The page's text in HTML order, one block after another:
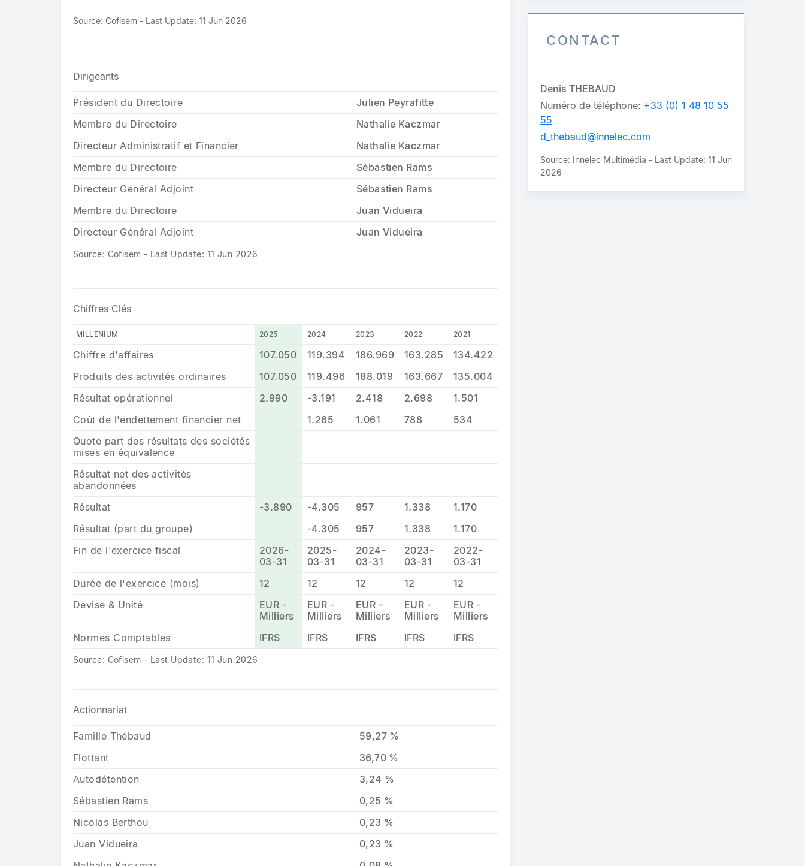
Source: Cofisem - Last Update: 11 Jun 2026
Dirigeants
Président du Directoire
Julien Peyrafitte
Membre du Directoire
Nathalie Kaczmar
Directeur Administratif et Financier
Nathalie Kaczmar
Membre du Directoire
Sébastien Rams
Directeur Général Adjoint
Sébastien Rams
Membre du Directoire
Juan Vidueira
Directeur Général Adjoint
Juan Vidueira
Source: Cofisem - Last Update: 11 Jun 2026
Chiffres Clés
MILLENIUM 2025 2024 2023 2022 2021
Chiffre d'affaires 107.050 119.394 186.969 163.285
134.422
Produits des activités ordinaires
107.050 119.496 188.019 163.667
135.004
Résultat opérationnel
2.990 -3.191 2.418 2.698
1.501
Coût de l'endettement financier net
1.265 1.061 788
534
Quote part des résultats des sociétés
mises en équivalence
Résultat net des activités
abandonnées
Résultat
-3.890 -4.305 957 1.338
1.170
Résultat (part du groupe)
-4.305 957 1.338
1.170
Fin de l'exercice fiscal
2026-
03-31
2025-
03-31
2024-
03-31
2023-
03-31
2022-
03-31
Durée de l'exercice (mois)
12 12 12 12
12
Devise & Unité
EUR -
Milliers
EUR -
Milliers
EUR -
Milliers
EUR -
Milliers
EUR -
Milliers
Normes Comptables
IFRS IFRS IFRS IFRS IFRS
Source: Cofisem - Last Update: 11 Jun 2026
Actionnariat
Famille Thébaud
59,27 %
Flottant
36,70 %
Autodétention
3,24 %
Sébastien Rams
0,25 %
Nicolas Berthou
0,23 %
Juan Vidueira
0,23 %
CONTACT
Denis THEBAUD
Numéro de téléphone: +33 (0) 1 48 10 55
55
d_thebaud@innelec.com
Source: Innelec Multimédia - Last Update: 11 Jun
2026